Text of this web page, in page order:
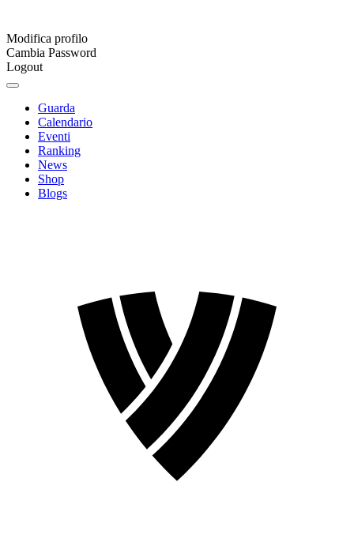
Modifica profilo
Cambia Password
Logout
Guarda
Calendario
Eventi
Ranking
News
Shop
Blogs